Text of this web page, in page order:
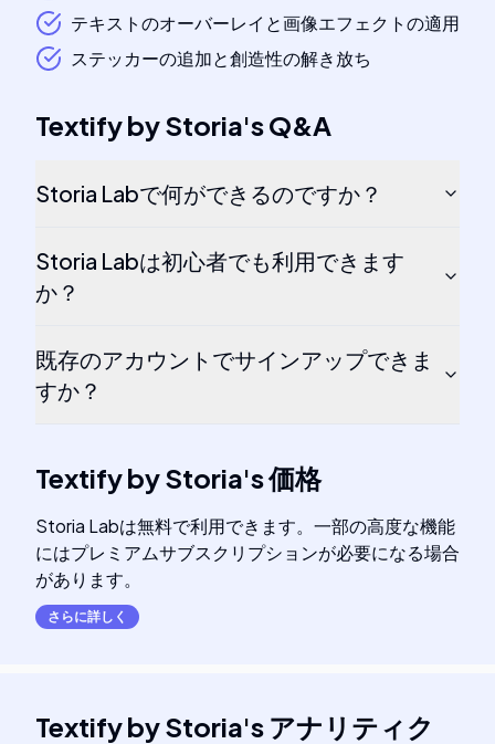
テキストのオーバーレイと画像エフェクトの適用
ステッカーの追加と創造性の解き放ち
Textify by Storia'sQ&A
Storia Labで何ができるのですか？
Storia Labは初心者でも利用できます
か？
既存のアカウントでサインアップできま
すか？
Textify by Storia's価格
Storia Labは無料で利用できます。一部の高度な機能
にはプレミアムサブスクリプションが必要になる場合
があります。
さらに詳しく
Textify by Storia's アナリティク